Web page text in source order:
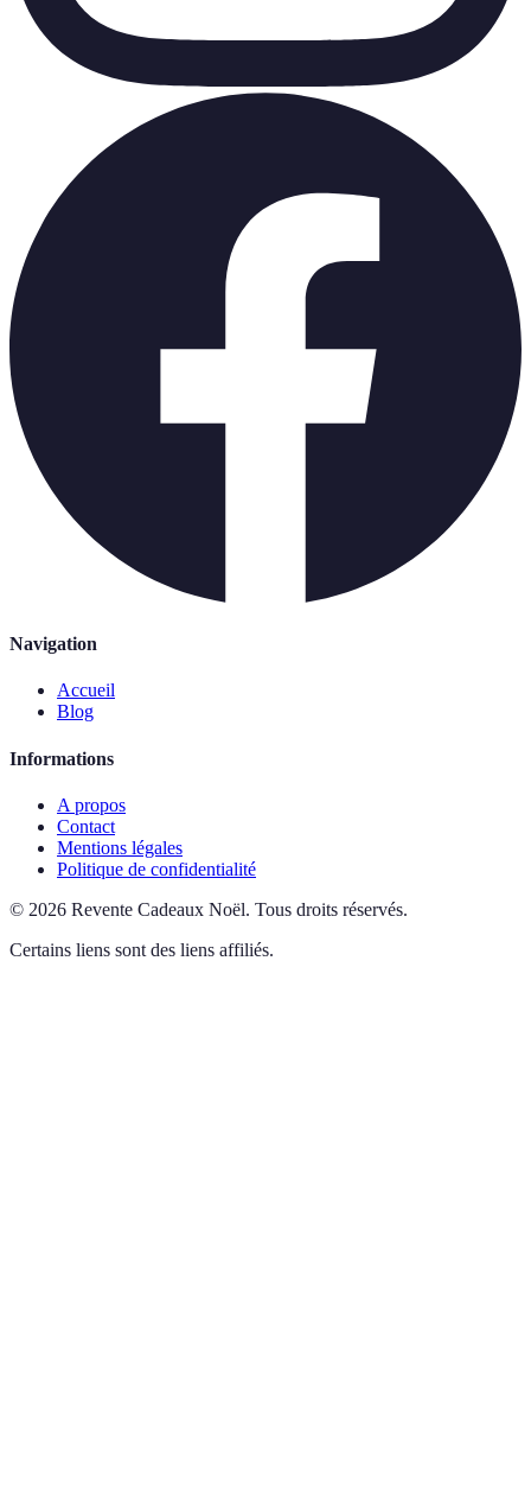
Navigation
Accueil
Blog
Informations
A propos
Contact
Mentions légales
Politique de confidentialité
© 2026 Revente Cadeaux Noël. Tous droits réservés.
Certains liens sont des liens affiliés.